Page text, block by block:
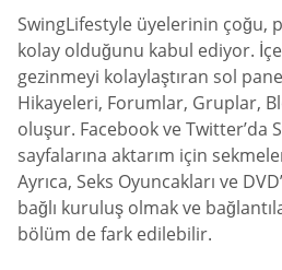
SwingLifestyle üyelerinin çoğu,
kolay olduğunu kabul ediyor.
gezinmeyi kolaylaştıran sol
Hikayeleri, Forumlar, Gruplar,
oluşur. Facebook ve Twitter’da
sayfalarına aktarım için
Ayrıca, Seks Oyuncakları ve
bağlı kuruluş olmak ve
bölüm de fark edilebilir.